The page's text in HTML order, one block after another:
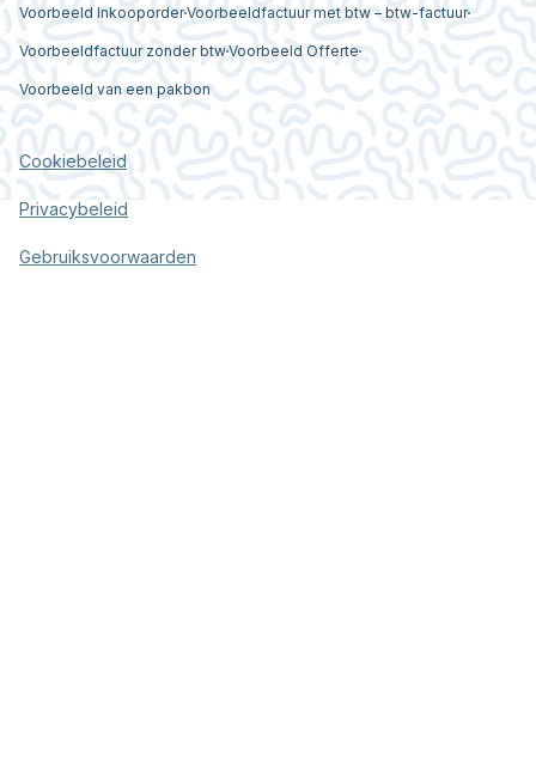
Voorbeeld InkooporderVoorbeeldfactuur met btw – btw-factuur
Voorbeeldfactuur zonder btwVoorbeeld Offerte
Voorbeeld van een pakbon
Cookiebeleid
Privacybeleid
Gebruiksvoorwaarden